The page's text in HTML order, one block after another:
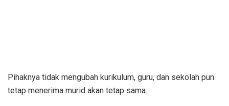
Pihaknya tidak mengubah kurikulum, guru, dan sekolah pun
tetap menerima murid akan tetap sama.